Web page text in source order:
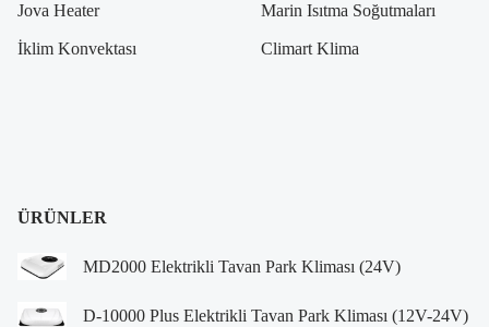
Jova Heater Marin Isıtma Soğutmaları
İklim Konvektası Climart Klima
ÜRÜNLER
MD2000 Elektrikli Tavan Park Kliması (24V)
D-10000 Plus Elektrikli Tavan Park Kliması (12V-24V)